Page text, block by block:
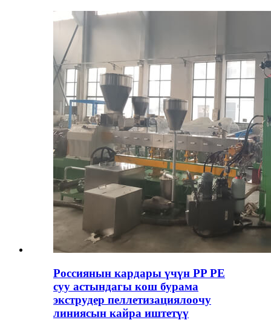
Россиянын кардары үчүн PP PE
суу астындагы кош бурама
экструдер пеллетизациялоочу
линиясын кайра иштетүү